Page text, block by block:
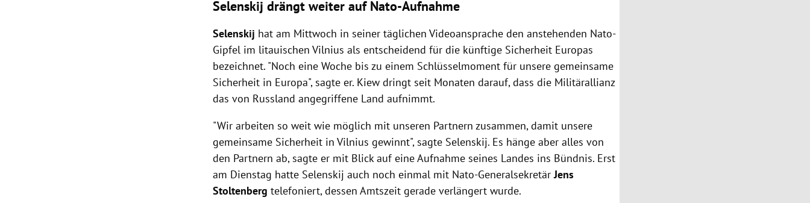
Selenskij drängt weiter auf Nato-Aufnahme
Selenskij hat am Mittwoch in seiner täglichen Videoansprache den anstehenden Nato-
Gipfel im litauischen Vilnius als entscheidend für die künftige Sicherheit Europas
bezeichnet. "Noch eine Woche bis zu einem Schlüsselmoment für unsere gemeinsame
Sicherheit in Europa", sagte er. Kiew dringt seit Monaten darauf, dass die Militärallianz
das von Russland angegriffene Land aufnimmt.
"Wir arbeiten so weit wie möglich mit unseren Partnern zusammen, damit unsere
gemeinsame Sicherheit in Vilnius gewinnt", sagte Selenskij. Es hänge aber alles von
den Partnern ab, sagte er mit Blick auf eine Aufnahme seines Landes ins Bündnis. Erst
am Dienstag hatte Selenskij auch noch einmal mit Nato-GeneralsekretärJens
Stoltenberg telefoniert, dessen Amtszeit gerade verlängert wurde.